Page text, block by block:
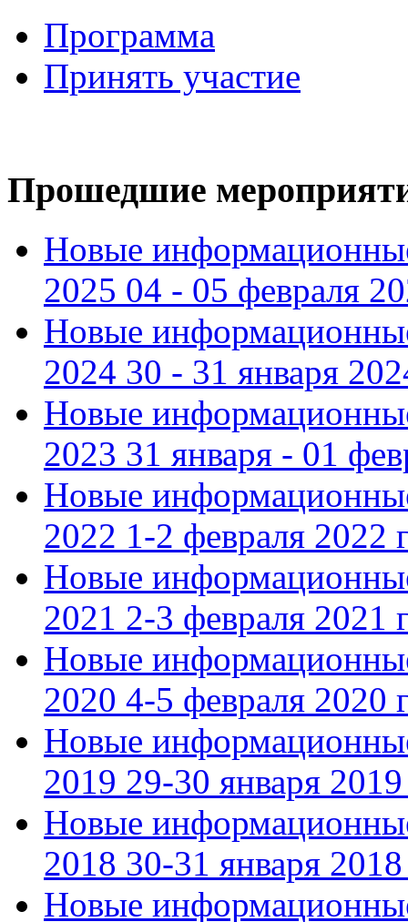
Программа
Принять участие
Прошедшие
Новые
2025 04 - 05 февраля
Новые
2024 30 - 31 января
Новые
2023 31 января - 01
Новые
2022 1-2 февраля 2022
Новые
2021 2-3 февраля 2021
Новые
2020 4-5 февраля 2020
Новые
2019 29-30 января 2019
Новые
2018 30-31 января 2018
Новые